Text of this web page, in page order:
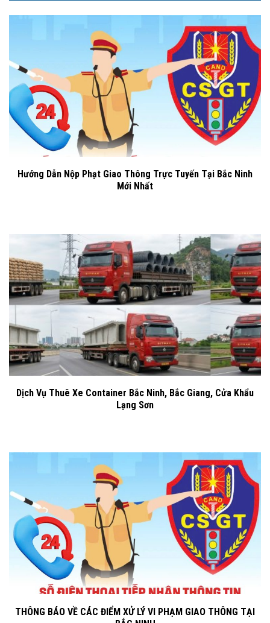
Hướng Dẫn Nộp Phạt Giao Thông Trực Tuyến Tại Bắc Ninh
Mới Nhất
Dịch Vụ Thuê Xe Container Bắc Ninh, Bắc Giang, Cửa Khẩu
Lạng Sơn
THÔNG BÁO VỀ CÁC ĐIỂM XỬ LÝ VI PHẠM GIAO THÔNG TẠI